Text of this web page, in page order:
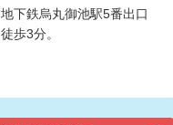
地下鉄烏丸御池駅5番出口
徒歩3分。